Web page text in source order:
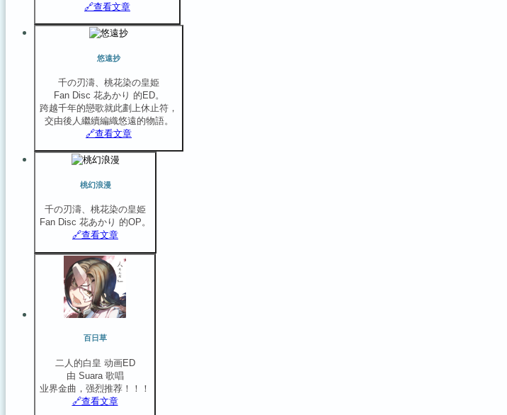
🔗️查看文章
悠遠抄
千の刃濤、桃花染の皇姫
Fan Disc 花あかり 的ED。
跨越千年的戀歌就此劃上休止符，
交由後人繼續編織悠遠的物語。
🔗️查看文章
桃幻浪漫
千の刃濤、桃花染の皇姫
Fan Disc 花あかり 的OP。
🔗️查看文章
百日草
二人的白皇 动画ED
由 Suara 歌唱
业界金曲，强烈推荐！！！
🔗️查看文章